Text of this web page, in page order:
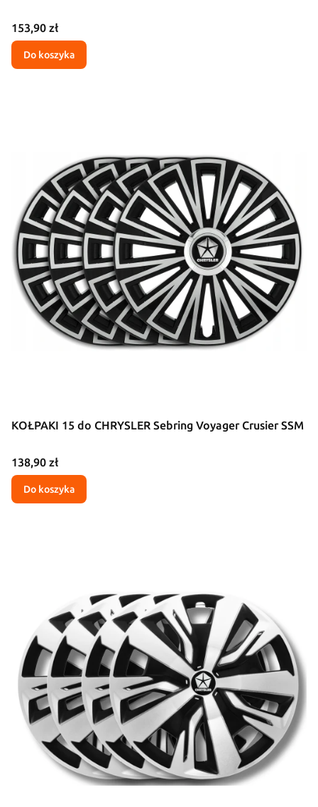
Cena
153,90 zł
Do koszyka
KOŁPAKI 15 do CHRYSLER Sebring Voyager Crusier SSM
Cena
138,90 zł
Do koszyka